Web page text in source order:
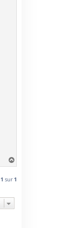
a
t
1 sur 1